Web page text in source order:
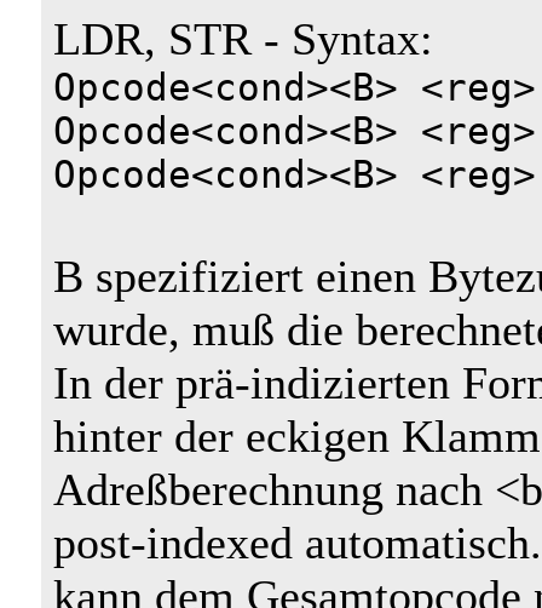
LDR, STR - Syntax:
Opcode<cond><B>
Opcode<cond><B>
Opcode<cond><B>
B spezifiziert einen
wurde, muß die
In der prä-indizierten
hinter der eckigen
Adreßberechnung nach
post-indexed
kann dem